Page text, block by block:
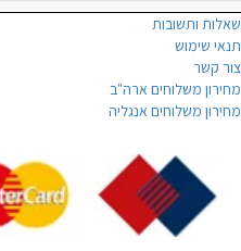
שאלות ותשובות
תנאי שימוש
צור קשר
מחירון משלוחים ארה"ב
מחירון משלוחים אנגליה